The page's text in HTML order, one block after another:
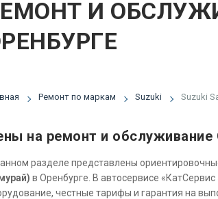
И
Ремонт по маркам Suzuki Suzuki
на ремонт и обслуживание
разделе представлены
в Оренбурге. В автосервисе
честные тарифы и гарантия на